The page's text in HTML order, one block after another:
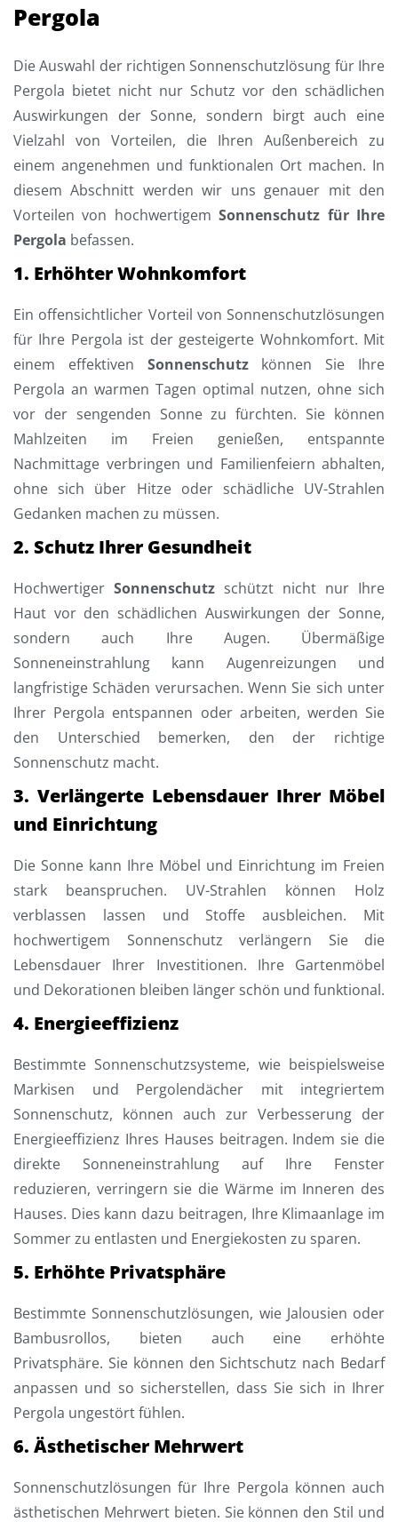
Pergola
Die Auswahl der richtigen Sonnenschutzlösung für Ihre
Pergola bietet nicht nur Schutz vor den schädlichen
Auswirkungen der Sonne, sondern birgt auch eine
Vielzahl von Vorteilen, die Ihren Außenbereich zu
einem angenehmen und funktionalen Ort machen. In
diesem Abschnitt werden wir uns genauer mit den
Vorteilen von hochwertigemSonnenschutz für Ihre
Pergola befassen.
1. Erhöhter Wohnkomfort
Ein offensichtlicher Vorteil von Sonnenschutzlösungen
für Ihre Pergola ist der gesteigerte Wohnkomfort. Mit
einem effektiven Sonnenschutzkönnen Sie Ihre
Pergola an warmen Tagen optimal nutzen, ohne sich
vor der sengenden Sonne zu fürchten. Sie können
Mahlzeiten im Freien genießen, entspannte
Nachmittage verbringen und Familienfeiern abhalten,
ohne sich über Hitze oder schädliche UV-Strahlen
Gedanken machen zu müssen.
2. Schutz Ihrer Gesundheit
Hochwertiger Sonnenschutz schützt nicht nur Ihre
Haut vor den schädlichen Auswirkungen der Sonne,
sondern auch Ihre Augen. Übermäßige
Sonneneinstrahlung kann Augenreizungen und
langfristige Schäden verursachen. Wenn Sie sich unter
Ihrer Pergola entspannen oder arbeiten, werden Sie
den Unterschied bemerken, den der richtige
Sonnenschutz macht.
3. Verlängerte Lebensdauer Ihrer Möbel
und Einrichtung
Die Sonne kann Ihre Möbel und Einrichtung im Freien
stark beanspruchen. UV-Strahlen können Holz
verblassen lassen und Stoffe ausbleichen. Mit
hochwertigem Sonnenschutz verlängern Sie die
Lebensdauer Ihrer Investitionen. Ihre Gartenmöbel
und Dekorationen bleiben länger schön und funktional.
4. Energieeffizienz
Bestimmte Sonnenschutzsysteme, wie beispielsweise
Markisen und Pergolendächer mit integriertem
Sonnenschutz, können auch zur Verbesserung der
Energieeffizienz Ihres Hauses beitragen. Indem sie die
direkte Sonneneinstrahlung auf Ihre Fenster
reduzieren, verringern sie die Wärme im Inneren des
Hauses. Dies kann dazu beitragen, Ihre Klimaanlage im
Sommer zu entlasten und Energiekosten zu sparen.
5. Erhöhte Privatsphäre
Bestimmte Sonnenschutzlösungen, wie Jalousien oder
Bambusrollos, bieten auch eine erhöhte
Privatsphäre. Sie können den Sichtschutz nach Bedarf
anpassen und so sicherstellen, dass Sie sich in Ihrer
Pergola ungestört fühlen.
6. Ästhetischer Mehrwert
Sonnenschutzlösungen für Ihre Pergola können auch
ästhetischen Mehrwert bieten. Sie können den Stil und